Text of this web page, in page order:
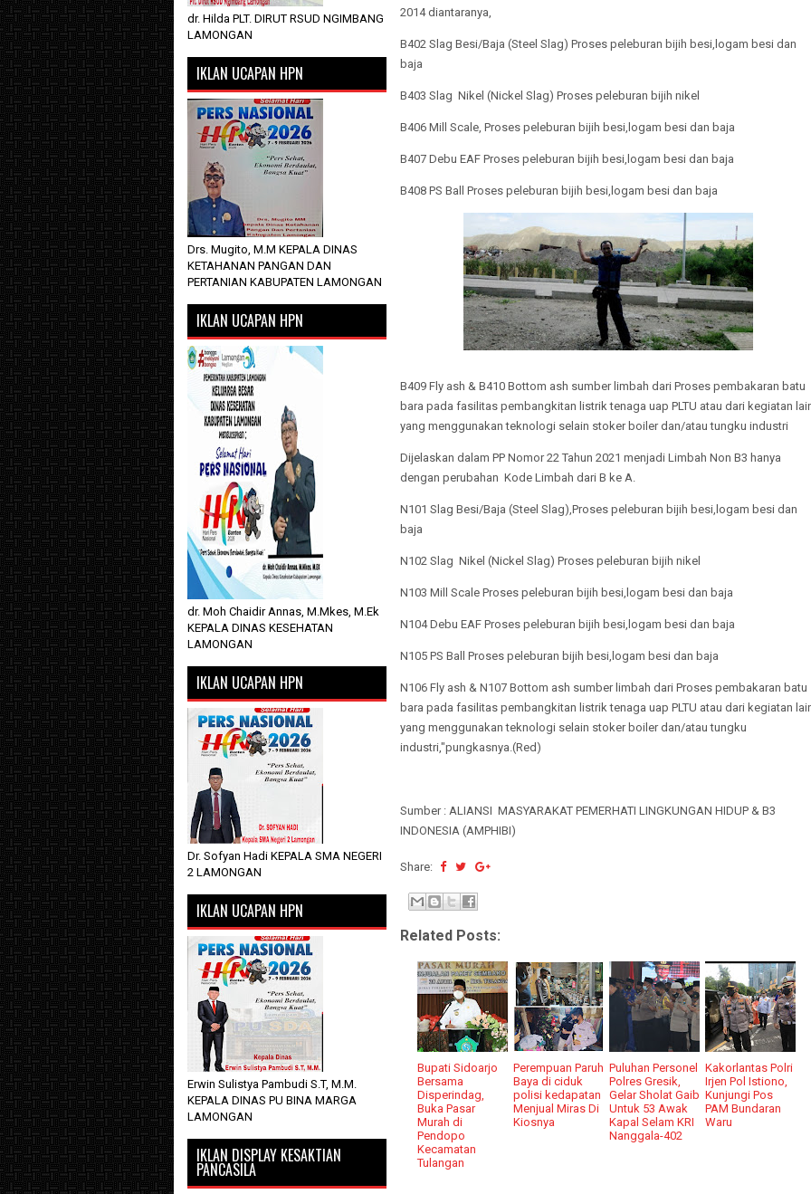
2014 diantaranya,
B402 Slag Besi/Baja (Steel Slag) Proses peleburan bijih besi,logam besi dan
baja
B403 Slag Nikel (Nickel Slag) Proses peleburan bijih nikel
B406 Mill Scale, Proses peleburan bijih besi,logam besi dan baja
B407 Debu EAF Proses peleburan bijih besi,logam besi dan baja
B408 PS Ball Proses peleburan bijih besi,logam besi dan baja
B409 Fly ash & B410 Bottom ash sumber limbah dari Proses pembakaran batu
bara pada fasilitas pembangkitan listrik tenaga uap PLTU atau dari kegiatan
yang menggunakan teknologi selain stoker boiler dan/atau tungku industri
Dijelaskan dalam PP Nomor 22 Tahun 2021 menjadi Limbah Non B3 hanya
dengan perubahan Kode Limbah dari B ke A.
N101 Slag Besi/Baja (Steel Slag),Proses peleburan bijih besi,logam besi dan
baja
N102 Slag Nikel (Nickel Slag) Proses peleburan bijih nikel
N103 Mill Scale Proses peleburan bijih besi,logam besi dan baja
N104 Debu EAF Proses peleburan bijih besi,logam besi dan baja
N105 PS Ball Proses peleburan bijih besi,logam besi dan baja
N106 Fly ash & N107 Bottom ash sumber limbah dari Proses pembakaran batu
bara pada fasilitas pembangkitan listrik tenaga uap PLTU atau dari kegiatan
yang menggunakan teknologi selain stoker boiler dan/atau tungku
industri,"pungkasnya.(Red)
Sumber : ALIANSI MASYARAKAT PEMERHATI LINGKUNGAN HIDUP & B3
INDONESIA (AMPHIBI)
Share:
Related Posts:
Bupati Sidoarjo
Bersama
Disperindag,
Buka Pasar
Murah di
Pendopo
Kecamatan
Tulangan
Perempuan Paruh
Baya di ciduk
polisi kedapatan
Menjual Miras Di
Kiosnya
Puluhan Personel
Polres Gresik,
Gelar Sholat Gaib
Untuk 53 Awak
Kapal Selam KRI
Nanggala-402
Kakorlantas Polri
Irjen Pol Istiono,
Kunjungi Pos
PAM Bundaran
Waru
dr. Hilda PLT. DIRUT RSUD NGIMBANG
LAMONGAN
IKLAN UCAPAN HPN
Drs. Mugito, M.M KEPALA DINAS
KETAHANAN PANGAN DAN
PERTANIAN KABUPATEN LAMONGAN
IKLAN UCAPAN HPN
dr. Moh Chaidir Annas, M.Mkes, M.Ek
KEPALA DINAS KESEHATAN
LAMONGAN
IKLAN UCAPAN HPN
Dr. Sofyan Hadi KEPALA SMA NEGERI
2 LAMONGAN
IKLAN UCAPAN HPN
Erwin Sulistya Pambudi S.T, M.M.
KEPALA DINAS PU BINA MARGA
LAMONGAN
IKLAN DISPLAY KESAKTIAN
PANCASILA